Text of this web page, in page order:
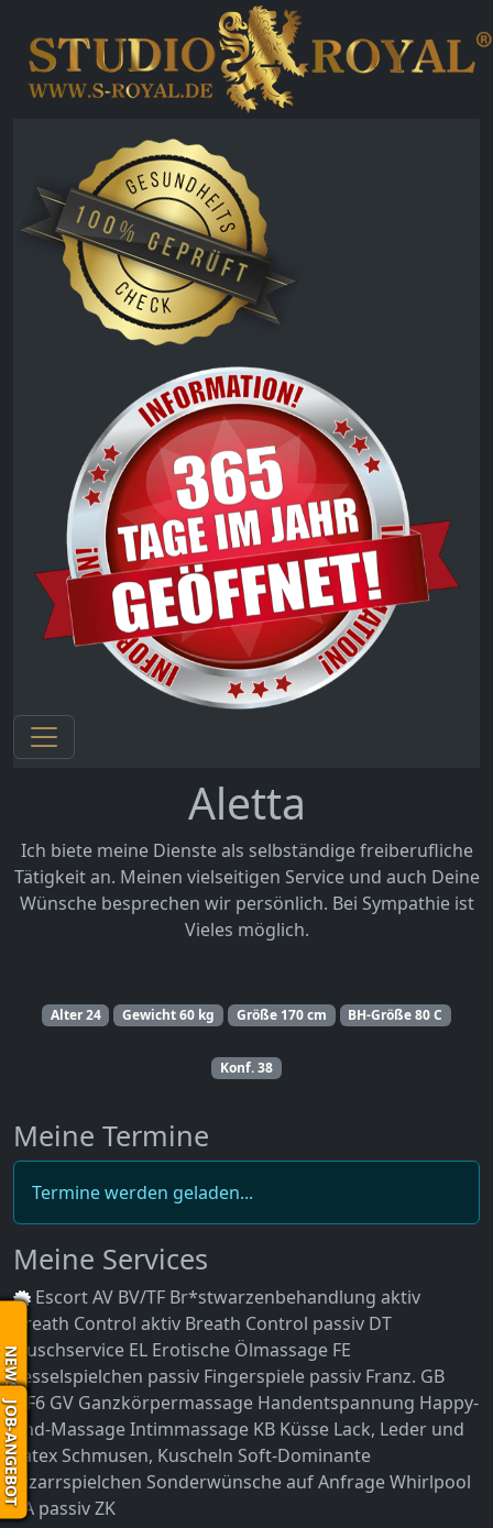
Aletta
Ich biete meine Dienste als selbständige freiberufliche
Tätigkeit an. Meinen vielseitigen Service und auch Deine
Wünsche besprechen wir persönlich. Bei Sympathie ist
Vieles möglich.
Alter24 Gewicht60 kg Größe 170 cm BH-Größe80 C
Konf.38
Meine Termine
Termine werden geladen...
Meine Services
EscortAV BV/TF Br*stwarzenbehandlung aktiv
Breath Control aktiv Breath Control passiv DT
Duschservice EL Erotische Ölmassage FE
Fesselspielchen passiv Fingerspiele passiv Franz. GB
GF6 GV Ganzkörpermassage Handentspannung Happy-
End-MassageIntimmassage KB Küsse Lack, Leder und
Latex Schmusen, Kuscheln Soft-Dominante
Bizarrspielchen Sonderwünsche auf AnfrageWhirlpool
ZA passivZK
NEWS
JOB-ANGEBOT